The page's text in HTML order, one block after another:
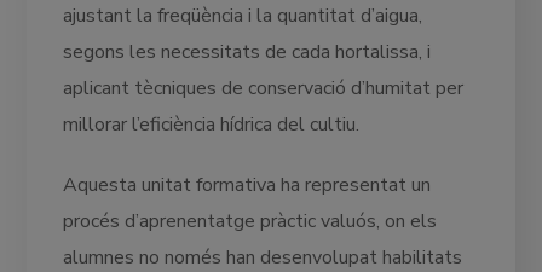
ajustant la freqüència i la quantitat d’aigua,
segons les necessitats de cada hortalissa, i
aplicant tècniques de conservació d’humitat per
millorar l’eficiència hídrica del cultiu.
Aquesta unitat formativa ha representat un
procés d’aprenentatge pràctic valuós, on els
alumnes no només han desenvolupat habilitats